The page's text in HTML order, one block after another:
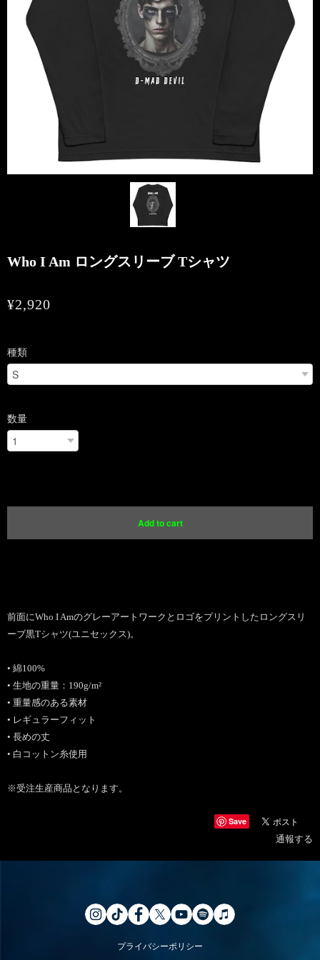
Who I Am ロングスリーブ Tシャツ
¥2,920
種類
数量
Add to cart
前面にWho I Amのグレーアートワークとロゴをプリントしたロングスリ
ーブ黒Tシャツ(ユニセックス)。
• 綿100%
• 生地の重量：190g/m²
• 重量感のある素材
• レギュラーフィット
• 長めの丈
• 白コットン糸使用
※受注生産商品となります。
Save
通報する
プライバシーポリシー